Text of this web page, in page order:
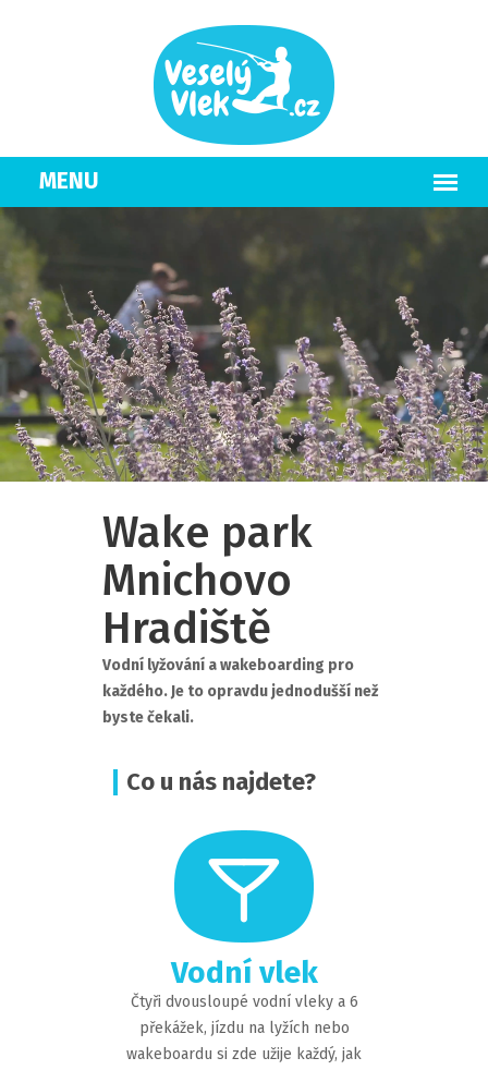
Wake park
Mnichovo
Hradiště
Vodní lyžování a wakeboarding pro
každého. Je to opravdu jednodušší než
byste čekali.
Co u nás najdete?
Vodní vlek
Čtyři dvousloupé vodní vleky a 6
překážek, jízdu na lyžích nebo
wakeboardu si zde užije každý, jak